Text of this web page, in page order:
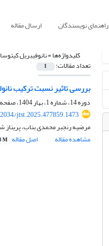
راهنمای نویسندگان ارسال مقاله
کلیدواژه‌ها =نانوفیبریل
تعداد مقالات: 1
بررسی تاثیر نسبت ترکیب
دوره 14، شماره 1، بهار 1404، صفحه
jtst.2025.477859.1473
مرضیه رنجبر محمدی بناب،
مشاهده مقاله
اصل مقاله M